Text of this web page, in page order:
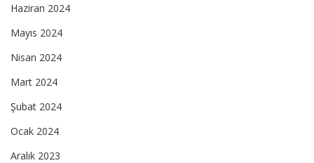
Haziran 2024
Mayıs 2024
Nisan 2024
Mart 2024
Şubat 2024
Ocak 2024
Aralık 2023